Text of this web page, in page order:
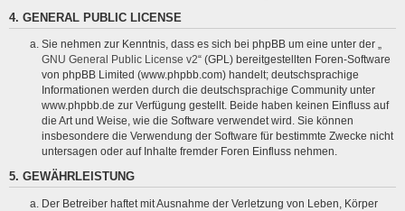
4. GENERAL PUBLIC LICENSE
Sie nehmen zur Kenntnis, dass es sich bei phpBB um eine unter der „
GNU General Public License v2“ (GPL) bereitgestellten Foren-Software
von phpBB Limited (www.phpbb.com) handelt; deutschsprachige
Informationen werden durch die deutschsprachige Community unter
www.phpbb.de zur Verfügung gestellt. Beide haben keinen Einfluss auf
die Art und Weise, wie die Software verwendet wird. Sie können
insbesondere die Verwendung der Software für bestimmte Zwecke nicht
untersagen oder auf Inhalte fremder Foren Einfluss nehmen.
5. GEWÄHRLEISTUNG
Der Betreiber haftet mit Ausnahme der Verletzung von Leben, Körper